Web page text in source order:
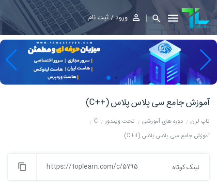
ورود ثبت نام
آموزش جامع سی پلاس پلاس (++C)
تاپ لرن دوره های آموزشی تحت ویندوز
C
آموزش جامع سی پلاس پلاس (++C)
لینک کوتاه https://toplearn.com/c/5795